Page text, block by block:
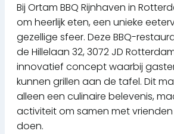
Bij Ortam BBQ Rijnhaven in
om heerlijk eten, een unieke
gezellige sfeer. Deze BBQ-
de Hillelaan 32, 3072 JD
innovatief concept waarbij
kunnen grillen aan de tafel. Dit
alleen een culinaire belevenis,
activiteit om samen met
doen.